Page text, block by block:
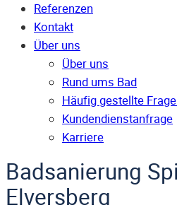
Referenzen
Kontakt
Über uns
Über uns
Rund ums Bad
Häufig gestellte
Kunden­dienst­anfrage
Karriere
Badsanierung
Elversberg